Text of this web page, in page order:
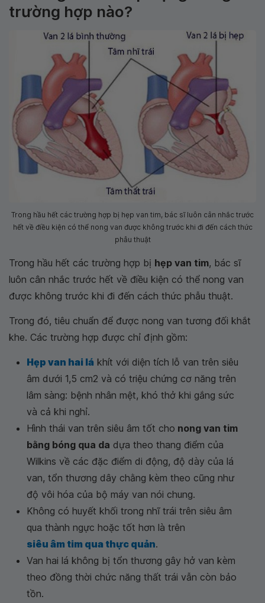
trường hợp nào?
Trong hầu hết các trường hợp bị hẹp van tim, bác sĩ luôn cân nhắc trước
hết về điều kiện có thể nong van được không trước khi đi đến cách thức
phẫu thuật
Trong hầu hết các trường hợp bị hẹp van tim, bác sĩ
luôn cân nhắc trước hết về điều kiện có thể nong van
được không trước khi đi đến cách thức phẫu thuật.
Trong đó, tiêu chuẩn để được nong van tương đối khắt
khe. Các trường hợp được chỉ định gồm:
Hẹp van hai lá khít với diện tích lỗ van trên siêu
âm dưới 1,5 cm2 và có triệu chứng cơ năng trên
lâm sàng: bệnh nhân mệt, khó thở khi gắng sức
và cả khi nghỉ.
Hình thái van trên siêu âm tốt cho nong van tim
bằng bóng qua da dựa theo thang điểm của
Wilkins về các đặc điểm di động, độ dày của lá
van, tổn thương dây chằng kèm theo cũng như
độ vôi hóa của bộ máy van nói chung.
Không có huyết khối trong nhĩ trái trên siêu âm
qua thành ngực hoặc tốt hơn là trên
siêu âm tim qua thực quản.
Van hai lá không bị tổn thương gây hở van kèm
theo đồng thời chức năng thất trái vẫn còn bảo
tồn.